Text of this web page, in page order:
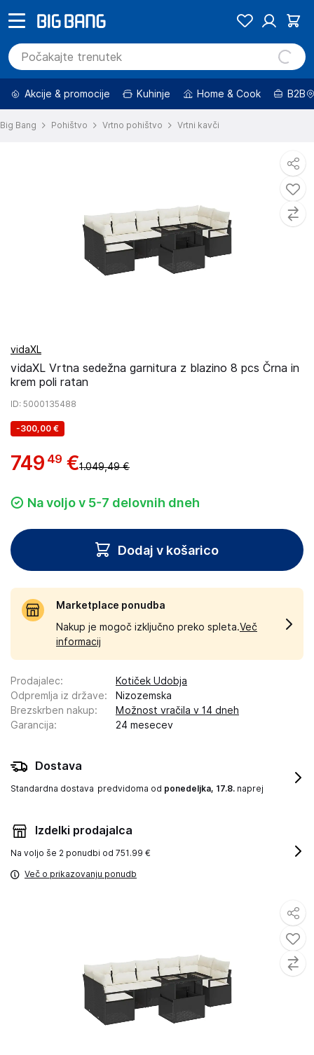
Akcije & promocije Kuhinje Home & Cook B2B
Big Bang Pohištvo Vrtno pohištvo Vrtni kavči
vidaXL
vidaXL Vrtna sedežna garnitura z blazino 8 pcs Črna in
krem poli ratan
ID: 5000135488
-300,00 €
749 49 €1.049,49 €
Na voljo v 5-7 delovnih dneh
Dodaj v košarico
Marketplace ponudba
Nakup je mogoč izključno preko spleta.Več
informacij
Prodajalec:
Kotiček Udobja
Odpremlja iz države:
Nizozemska
Brezskrben nakup:
Možnost vračila v 14 dneh
Garancija: 24 mesecev
Dostava
Standardna dostava predvidoma od ponedeljka, 17.8. naprej
Izdelki prodajalca
Na voljo še 2 ponudbi od 751.99 €
Več o prikazovanju ponudb